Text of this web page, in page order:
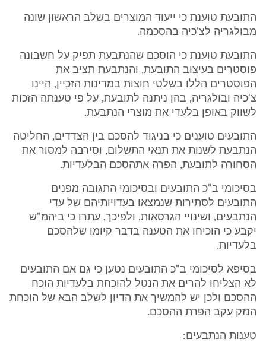
התובעת טוענת כי ייעוד המוצרים בשלב הראשון שונה
מבולגריה לצ'כיה בהסכמה.
התובעת טוענת כי הוסכם שהנתבעת תפיק על חשבונה
פוסטרים בעיצוב התובעת, והנתבעת תציב את
הפוסטרים הללו בשלטי חוצות במדינות הזכיין, היינו
צ'כיה ובולגריה, בהן ניתנה לתובעת, על פי טענתה הזכות
לשווק באופן בלעדי את מוצרי הנתבעת.
התובעים טוענים כי בניגוד להסכם בין הצדדים, החליטה
הנתבעת לשנות את תנאי התשלום, וסירבה למסור את
הסחורה לתובעת, הפרה אתהסכם הבלעדיות.
בסיכומי ב"כ התובעים ובסיכומי התגובה מפנים
התובעים לסתירות שנמצאו בעדויותיהם של עדי
הנתבעים, ושינויי הגרסאות, ולפיכך, עתרו כי ביהמ"ש
יקבע כי הוכיחו את הטענה בדבר קיומו שלהסכם
בלעדיות.
בסיפא לסיכומי ב"כ התובעים נטען כי גם אם התובעים
לא הצליחו להרים את הנטל להוכחת בלעדיות הוכח
ההסכם ולכן יש להמשיך את הדיון לשלב הבא של הוכחת
הנזק עקב הפרת ההסכם.
טענות הנתבעים: